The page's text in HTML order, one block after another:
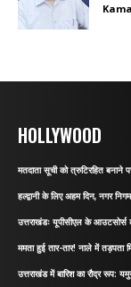
HOLLYWOOD
मतदाता सूची को त्रुटिरहित
हल्द्वानी के लिए अहम दिन, नगर
उत्तराखंडः यूपीसीएल के आउटसोर्स
ममता हुई तार-तार! नाले में तड़पता
उत्तराखंड में बारिश का रौद्र रूप: